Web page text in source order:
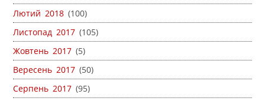
Лютий 2018 (100)
Листопад 2017 (105)
Жовтень 2017 (5)
Вересень 2017 (50)
Серпень 2017 (95)